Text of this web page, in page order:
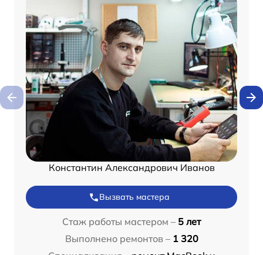
Константин Александрович Иванов
Вызвать мастера
Стаж работы мастером – 5 лет
Выполнено ремонтов – 1 320